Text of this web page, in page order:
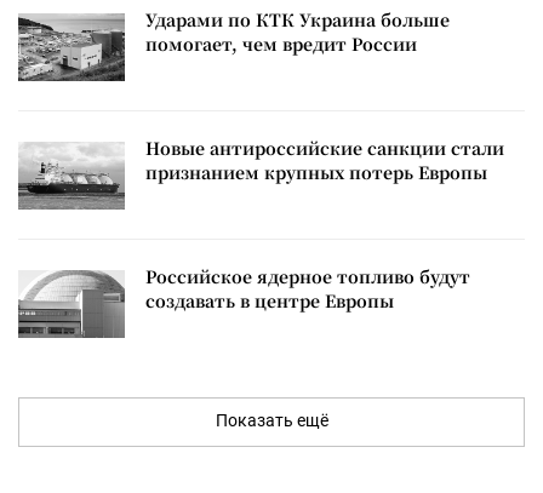
Ударами по КТК Украина больше
помогает, чем вредит России
Новые антироссийские санкции стали
признанием крупных потерь Европы
Российское ядерное топливо будут
создавать в центре Европы
Показать ещё